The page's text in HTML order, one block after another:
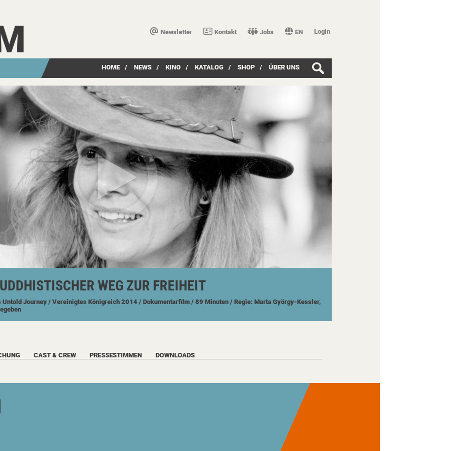
Newsletter Kontakt Jobs EN Login
HOME / NEWS / KINO / KATALOG / SHOP / ÜBER UNS
WEG ZUR FREIHEIT
Untold Journey / Vereinigtes Königreich 2014 / Dokumentarfilm / 89 Minuten / Regie: Marta György-Kessler,
CAST & CREW PRESSESTIMMEN DOWNLOADS